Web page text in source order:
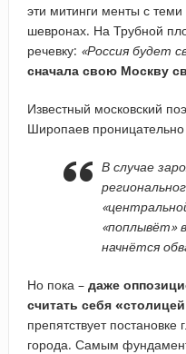
эти митинги менты с
шевронах. На Трубной
речевку: «Россия будет
сначала свою Москву
Известный московский
Широпаев проницательно
В случае
«поплывёт»
начнётся
Но пока – даже
считать себя
препятствует
города. Самым